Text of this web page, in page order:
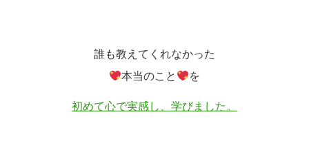
誰も教えてくれなかった
本当のこと
を
初めて心で実感し、学びました。